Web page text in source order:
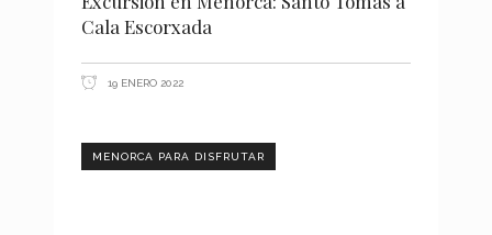
Cala Escorxada
19 ENERO 2022
MENORCA PARA DISFRUTAR